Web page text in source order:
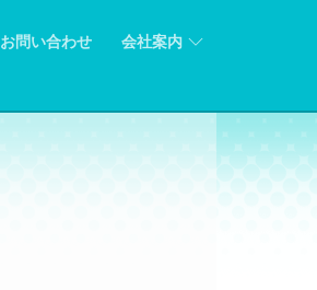
お問い合わせ 会社案内